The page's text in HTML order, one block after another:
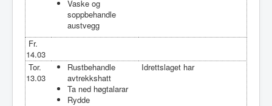
Vaske og
soppbehandle
austvegg
Fr.
14.03
Tor.
13.03
Rustbehandle
avtrekkshatt
Ta ned høgtalarar
Rydde
Idrettslaget har